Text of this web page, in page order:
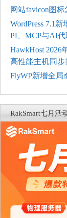
网站favicon图
WordPress 7.1
PI、MCP与AI代
HawkHost 2026
高性能主机同步
FlyWP新增全局
RakSmart七月活